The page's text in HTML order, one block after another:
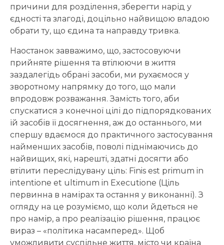
причини для розділення, зберегти нарід у
єдності та злагоді, доцільно найвищою владою
обрати ту, що єдина та направду тривка.
Наостанок завважимо, що, застосовуючи
прийняте рішення та втілюючи в життя
заздалегідь обрані засоби, ми рухаємося у
зворотному напрямку до того, що мали
впродовж розважання. Замість того, аби
спускатися з конечної цілі до підпорядкованих
їй засобів її досягнення, аж до останнього, ми
спершу вдаємося до практичного застосування
найменших засобів, поволі піднімаючись до
найвищих, які, нарешті, здатні досягти або
втілити переслідувану ціль: Finis est primum in
intentione et ultimum in Executione (Ціль
первинна в намірах та остання у виконанні). З
огляду на це розуміємо, що коли йдеться не
про намір, а про реалізацію рішення, працює
вираз – «політика насамперед». Щоб
уможливити суспільне життя, місто чи країна